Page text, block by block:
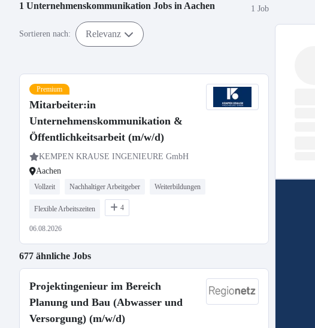
1 Unternehmenskommunikation Jobs in Aachen 1 Job
Sortieren nach: Relevanz
Premium
Mitarbeiter:in
Unternehmenskommunikation &
Öffentlichkeitsarbeit (m/w/d)
KEMPEN KRAUSE INGENIEURE GmbH
Aachen
Vollzeit Nachhaltiger Arbeitgeber Weiterbildungen
Flexible Arbeitszeiten 4
06.08.2026
677 ähnliche Jobs
Projektingenieur im Bereich
Planung und Bau (Abwasser und
Versorgung) (m/w/d)